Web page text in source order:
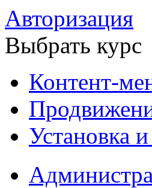
Авторизация
Выбрать курс
Контент-
Установка